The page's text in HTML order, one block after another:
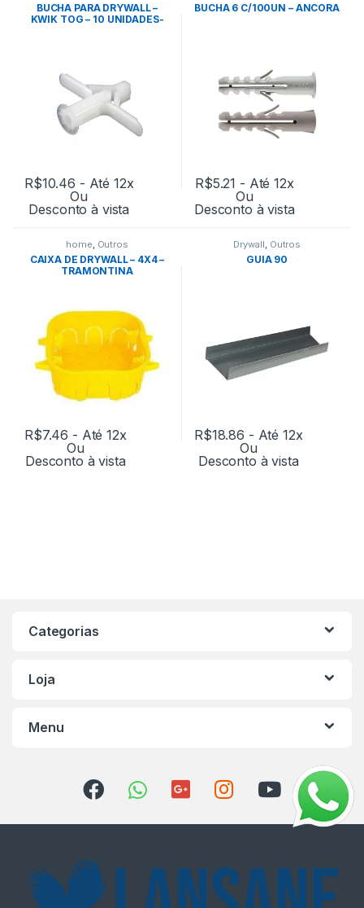
BUCHA PARA DRYWALL –
KWIK TOG – 10 UNIDADES-
R$10.46 - Até 12x
Ou
Desconto à vista
BUCHA 6 C/100UN – ANCORA
R$5.21 - Até 12x
Ou
Desconto à vista
home Outros
CAIXA DE DRYWALL – 4X4 –
TRAMONTINA
R$7.46 - Até 12x
Ou
Desconto à vista
Drywall Outros
GUIA 90
R$18.86 - Até 12x
Ou
Desconto à vista
Categorias
Loja
Menu